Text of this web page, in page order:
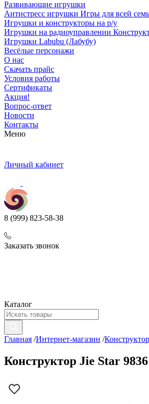
Развивающие игрушки
Антистресс игрушки Игры для всей
Игрушки и конструкторы на р/у
Игрушки на радиоуправлении
Игрушки Labubu (Лабубу)
Весёлые персонажи
О нас
Скачать прайс
Условия работы
Сертификаты
Акция!
Вопрос-ответ
Новости
Контакты
Меню
Личный кабинет
8 (999) 823-58-38
Заказать звонок
Каталог
Главная /Интернет-магазин /
Конструктор Jie Star